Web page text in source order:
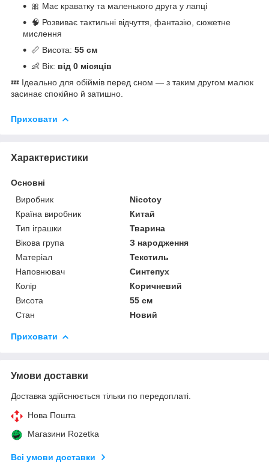
🎀 Має краватку та маленького друга у лапці
🧠 Розвиває тактильні відчуття, фантазію, сюжетне
мислення
📏 Висота: 55 см
👶 Вік: від 0 місяців
💤 Ідеально для обіймів перед сном — з таким другом малюк
засинає спокійно й затишно.
Приховати
Характеристики
Основні
Виробник
Nicotoy
Країна виробник
Китай
Тип іграшки
Тварина
Вікова група
З народження
Матеріал
Текстиль
Наповнювач
Синтепух
Колір
Коричневий
Висота
55 см
Стан
Новий
Приховати
Умови доставки
Доставка здійснюється тільки по передоплаті.
Нова Пошта
Магазини Rozetka
Всі умови доставки